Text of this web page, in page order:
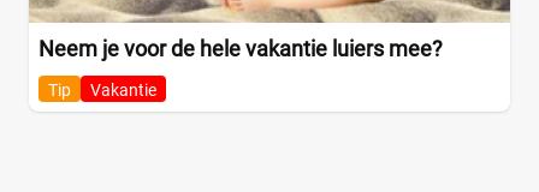
Neem je voor de hele vakantie luiers mee?
Tip Vakantie